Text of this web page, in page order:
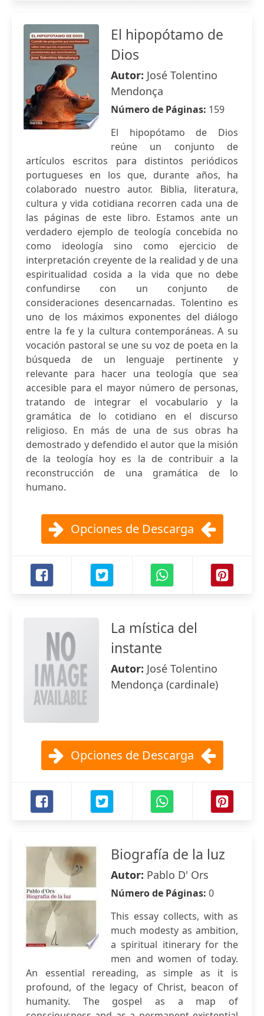
El hipopótamo de
Dios
Autor: José Tolentino
Mendonça
Número de Páginas: 159
El hipopótamo de Dios
reúne un conjunto de
artículos escritos para distintos periódicos
portugueses en los que, durante años, ha
colaborado nuestro autor. Biblia, literatura,
cultura y vida cotidiana recorren cada una de
las páginas de este libro. Estamos ante un
verdadero ejemplo de teología concebida no
como ideología sino como ejercicio de
interpretación creyente de la realidad y de una
espiritualidad cosida a la vida que no debe
confundirse con un conjunto de
consideraciones desencarnadas. Tolentino es
uno de los máximos exponentes del diálogo
entre la fe y la cultura contemporáneas. A su
vocación pastoral se une su voz de poeta en la
búsqueda de un lenguaje pertinente y
relevante para hacer una teología que sea
accesible para el mayor número de personas,
tratando de integrar el vocabulario y la
gramática de lo cotidiano en el discurso
religioso. En más de una de sus obras ha
demostrado y defendido el autor que la misión
de la teología hoy es la de contribuir a la
reconstrucción de una gramática de lo
humano.
Opciones de Descarga
La mística del
instante
Autor: José Tolentino
Mendonça (cardinale)
Opciones de Descarga
Biografía de la luz
Autor: Pablo D' Ors
Número de Páginas: 0
This essay collects, with as
much modesty as ambition,
a spiritual itinerary for the
men and women of today.
An essential rereading, as simple as it is
profound, of the legacy of Christ, beacon of
humanity. The gospel as a map of